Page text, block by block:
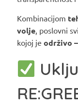
Kombinacijom
volje, poslovni
kojoj je održivo